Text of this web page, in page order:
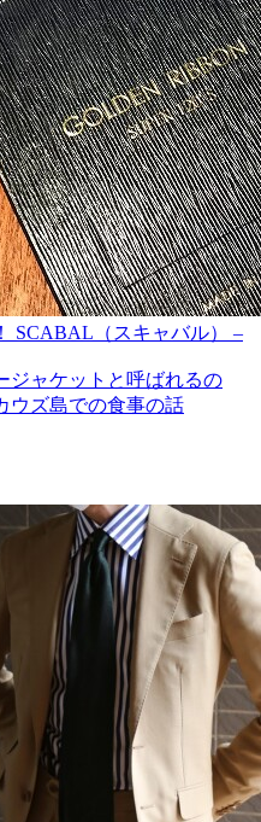
SCABAL（スキャバル） –
ジャケットと呼ばれるの
ウズ島での食事の話